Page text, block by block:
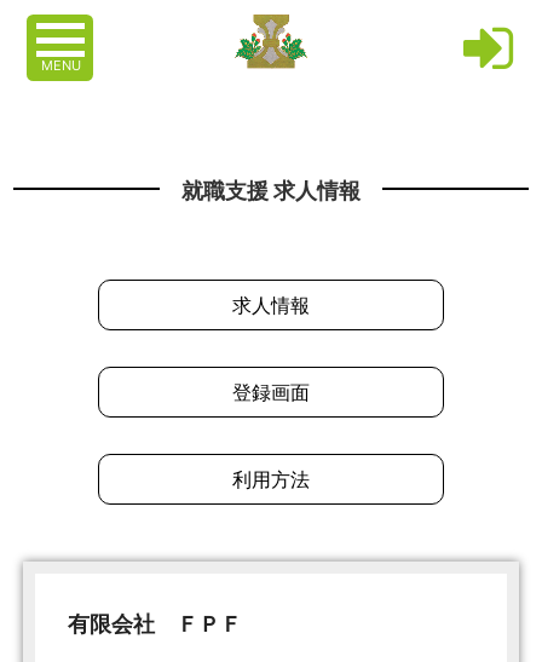
MENU
就職支援 求人情報
求人情報
登録画面
利用方法
有限会社 ＦＰＦ